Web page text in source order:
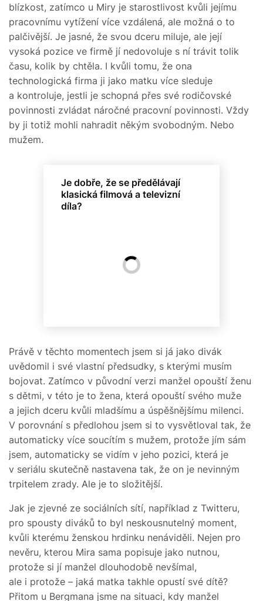
blízkost, zatímco u Miry je starostlivost kvůli jejímu
pracovnímu vytížení více vzdálená, ale možná o to
palčivější. Je jasné, že svou dceru miluje, ale její
vysoká pozice ve firmě jí nedovoluje s ní trávit tolik
času, kolik by chtěla. I kvůli tomu, že ona
technologická firma ji jako matku více sleduje
a kontroluje, jestli je schopná přes své rodičovské
povinnosti zvládat náročné pracovní povinnosti. Vždy
by ji totiž mohli nahradit někým svobodným. Nebo
mužem.
Je dobře, že se předělávají
klasická filmová a televizní
díla?
Právě v těchto momentech jsem si já jako divák
uvědomil i své vlastní předsudky, s kterými musím
bojovat. Zatímco v původní verzi manžel opouští ženu
s dětmi, v této je to žena, která opouští svého muže
a jejich dceru kvůli mladšímu a úspěšnějšímu milenci.
V porovnání s předlohou jsem si to vysvětloval tak, že
automaticky více soucítím s mužem, protože jím sám
jsem, automaticky se vidím v jeho pozici, která je
v seriálu skutečně nastavena tak, že on je nevinným
trpitelem zrady. Ale je to složitější.
Jak je zjevné ze sociálních sítí, například z Twitteru,
pro spousty diváků to byl neskousnutelný moment,
kvůli kterému ženskou hrdinku nenáviděli. Nejen pro
nevěru, kterou Mira sama popisuje jako nutnou,
protože si jí manžel dlouhodobě nevšímal,
ale i protože – jaká matka takhle opustí své dítě?
Přitom u Bergmana jsme na situaci, kdy manžel